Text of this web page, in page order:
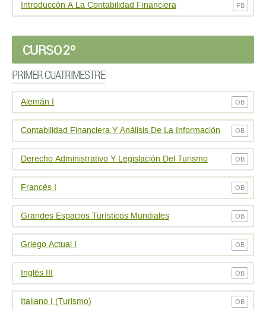
Introduccón A La Contabilidad Financiera FB
CURSO 2º
PRIMER CUATRIMESTRE
Alemán I OB
Contabilidad Financiera Y Análisis De La Información OB
Derecho Administrativo Y Legislación Del Turismo OB
Francés I OB
Grandes Espacios Turísticos Mundiales OB
Griego Actual I OB
Inglés III OB
Italiano I (Turismo) OB